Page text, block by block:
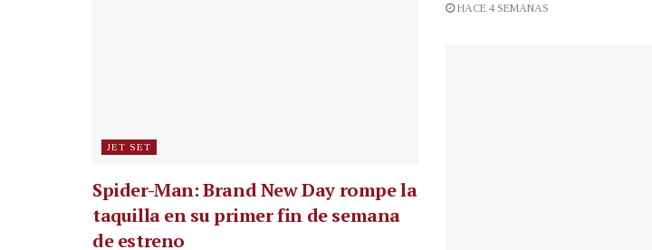
JET SET
Spider-Man: Brand New Day rompe la
taquilla en su primer fin de semana
de estreno
HACE 4 SEMANAS